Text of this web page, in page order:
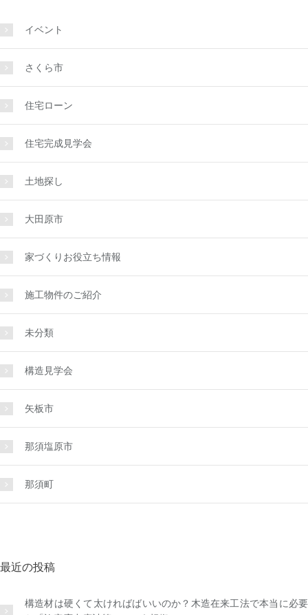
イベント
さくら市
住宅ローン
住宅完成見学会
土地探し
大田原市
家づくりお役立ち情報
施工物件のご紹介
未分類
構造見学会
矢板市
那須塩原市
那須町
最近の投稿
構造材は硬くて太ければばいいのか？木造在来工法で本当に必要